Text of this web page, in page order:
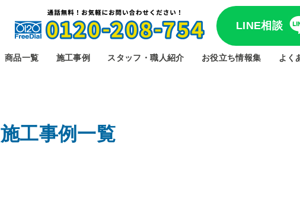
LINE相談
商品一覧 施工事例 スタッフ・職人紹介 お役立ち情報集 よく
施工事例一覧